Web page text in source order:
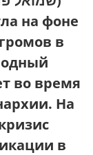
на фоне
в
во время
На
в